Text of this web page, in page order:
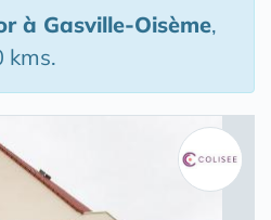
à Gasville-Oisème,
kms.